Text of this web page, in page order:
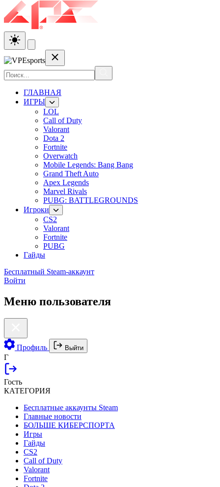
ГЛАВНАЯ
ИГРЫ
LOL
Call of Duty
Valorant
Dota 2
Fortnite
Overwatch
Mobile Legends: Bang Bang
Grand Theft Auto
Apex Legends
Marvel Rivals
PUBG: BATTLEGROUNDS
Игроки
CS2
Valorant
Fortnite
PUBG
Гайды
Бесплатный Steam-аккаунт
Войти
Меню пользователя
Профиль Выйти
Г
Гость
КАТЕГОРИЯ
Бесплатные аккаунты Steam
Главные новости
БОЛЬШЕ КИБЕРСПОРТА
Игры
Гайды
CS2
Call of Duty
Valorant
Fortnite